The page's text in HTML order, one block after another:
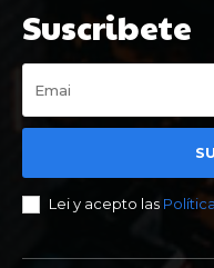
Suscribete
Lei y acepto las